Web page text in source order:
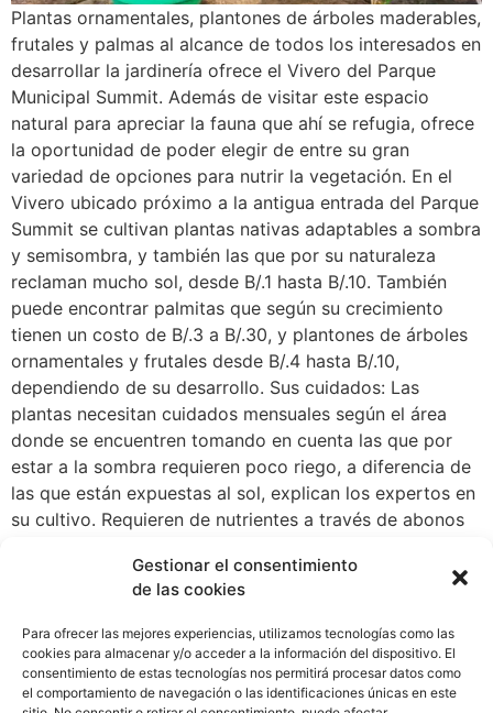
Gestionar el consentimiento
de las cookies
Para ofrecer las mejores experiencias, utilizamos tecnologías como las
cookies para almacenar y/o acceder a la información del dispositivo. El
consentimiento de estas tecnologías nos permitirá procesar datos como
el comportamiento de navegación o las identificaciones únicas en este
Plantas ornamentales, plantones de árboles maderables,
frutales y palmas al alcance de todos los interesados en
desarrollar la jardinería ofrece el Vivero del Parque
Municipal Summit. Además de visitar este espacio
natural para apreciar la fauna que ahí se refugia, ofrece
la oportunidad de poder elegir de entre su gran
variedad de opciones para nutrir la vegetación. En el
Vivero ubicado próximo a la antigua entrada del Parque
Summit se cultivan plantas nativas adaptables a sombra
y semisombra, y también las que por su naturaleza
reclaman mucho sol, desde B/.1 hasta B/.10. También
puede encontrar palmitas que según su crecimiento
tienen un costo de B/.3 a B/.30, y plantones de árboles
ornamentales y frutales desde B/.4 hasta B/.10,
dependiendo de su desarrollo. Sus cuidados: Las
plantas necesitan cuidados mensuales según el área
donde se encuentren tomando en cuenta las que por
estar a la sombra requieren poco riego, a diferencia de
las que están expuestas al sol, explican los expertos en
su cultivo. Requieren de nutrientes a través de abonos
la aplicación de insecticidas naturales o compuestos y
fungicidas, indican sus cuidadores. Para los patios
recomiendan arbustos pequeños como tecomas y
turneras que den verdor, mientras que para espacios
públicos, según su dimensión, jacarandas, flamboyanes,
guayacanes y lluvias de oro. Arbustos y árboles Para